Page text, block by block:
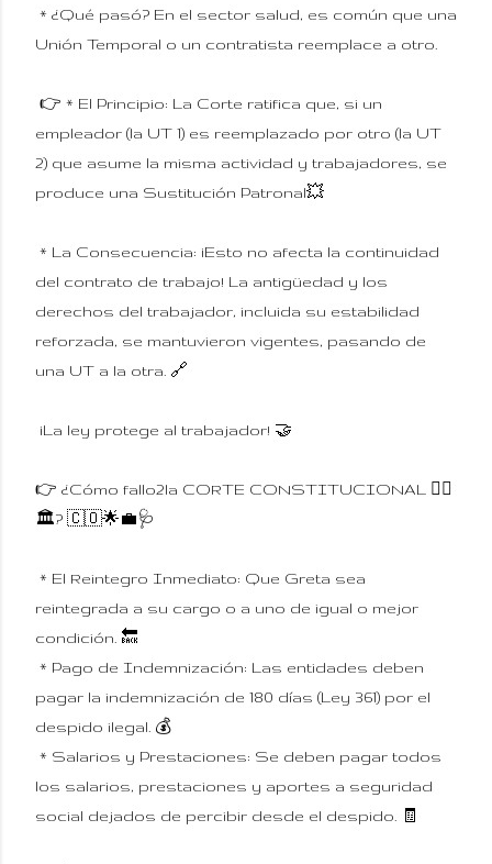
* ¿Qué pasó? En el sector salud, es común que una
Unión Temporal o un contratista reemplace a otro.
👉 * El Principio: La Corte ratifica que, si un
empleador (la UT 1) es reemplazado por otro (la UT
2) que asume la misma actividad y trabajadores, se
produce una Sustitución Patronal💥
* La Consecuencia: ¡Esto no afecta la continuidad
del contrato de trabajo! La antigüedad y los
derechos del trabajador, incluida su estabilidad
reforzada, se mantuvieron vigentes, pasando de
una UT a la otra. 🔗
¡La ley protege al trabajador! 🤝
👉 ¿Cómo fallo2la CORTE CONSTITUCIONAL 🧑‍⚖️
🏛️? 🇨🇴🌟💼🩺
* El Reintegro Inmediato: Que Greta sea
reintegrada a su cargo o a uno de igual o mejor
condición. 🔙
* Pago de Indemnización: Las entidades deben
pagar la indemnización de 180 días (Ley 361) por el
despido ilegal. 💰
* Salarios y Prestaciones: Se deben pagar todos
los salarios, prestaciones y aportes a seguridad
social dejados de percibir desde el despido. 🧾